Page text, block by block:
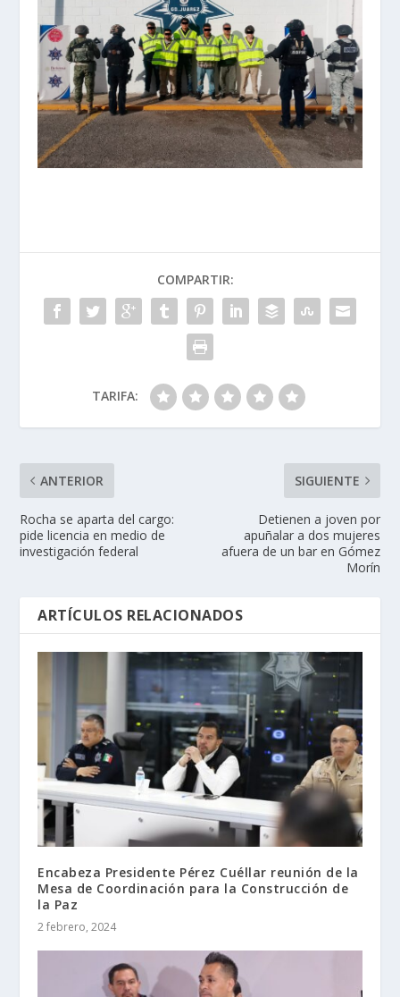
COMPARTIR:
TARIFA:
ANTERIOR
Rocha se aparta del cargo:
pide licencia en medio de
investigación federal
SIGUIENTE
Detienen a joven por
apuñalar a dos mujeres
afuera de un bar en Gómez
Morín
ARTÍCULOS RELACIONADOS
Encabeza Presidente Pérez Cuéllar reunión de la
Mesa de Coordinación para la Construcción de
la Paz
2 febrero, 2024